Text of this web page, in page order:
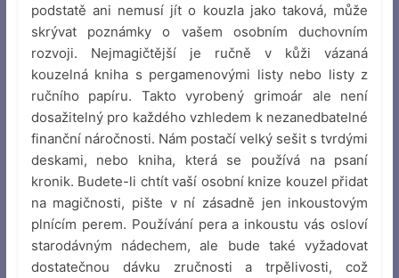
podstatě ani nemusí jít o kouzla jako taková, může
skrývat poznámky o vašem osobním duchovním
rozvoji. Nejmagičtější je ručně v kůži vázaná
kouzelná kniha s pergamenovými listy nebo listy z
ručního papíru. Takto vyrobený grimoár ale není
dosažitelný pro každého vzhledem k nezanedbatelné
finanční náročnosti. Nám postačí velký sešit s tvrdými
deskami, nebo kniha, která se používá na psaní
kronik. Budete-li chtít vaší osobní knize kouzel přidat
na magičnosti, pište v ní zásadně jen inkoustovým
plnícím perem. Používání pera a inkoustu vás osloví
starodávným nádechem, ale bude také vyžadovat
dostatečnou dávku zručnosti a trpělivosti, což